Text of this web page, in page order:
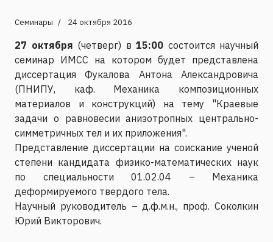
Семинары 24 октября 2016
27 октября (четверг) в 15:00 состоится научный
семинар ИМСС на котором будет представлена
диссертация Фукалова Антона Александровича
(ПНИПУ, каф. Механика композиционных
материалов и конструкций) на тему "Краевые
задачи о равновесии анизотропных центрально-
симметричных тел и их приложения".
Представление диссертации на соискание ученой
степени кандидата физико-математических наук
по специальности 01.02.04 – Механика
деформируемого твердого тела.
Научный руководитель – д.ф.м.н., проф. Соколкин
Юрий Викторович.